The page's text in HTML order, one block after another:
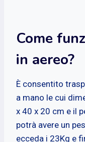
Come
in aereo?
È consentito
a mano le cui
x 40 x 20 cm e il
potrà avere un
ecceda i 23Kg e